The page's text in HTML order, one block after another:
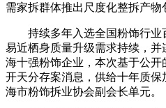
需家拆群体推出尺度化整拆产物
持续多年入选全国粉饰行业
易近栖身质量升级需求持续，
海十强粉饰企业，本次基于公
开天分存案消息，供给十年质
海市粉饰拆业协会副会长单元。